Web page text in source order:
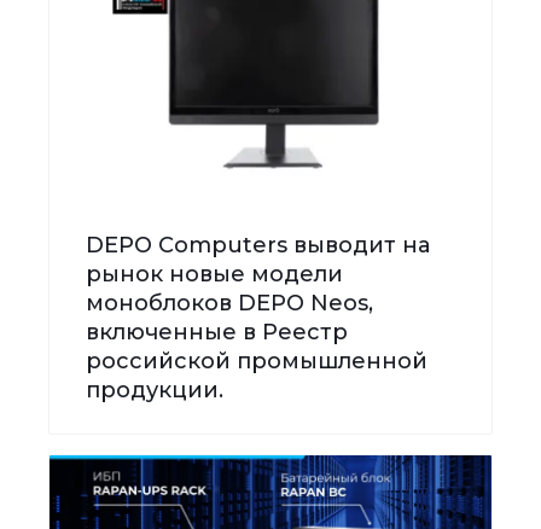
DEPO Computers выводит на
рынок новые модели
моноблоков DEPO Neos,
включенные в Реестр
российской промышленной
продукции.